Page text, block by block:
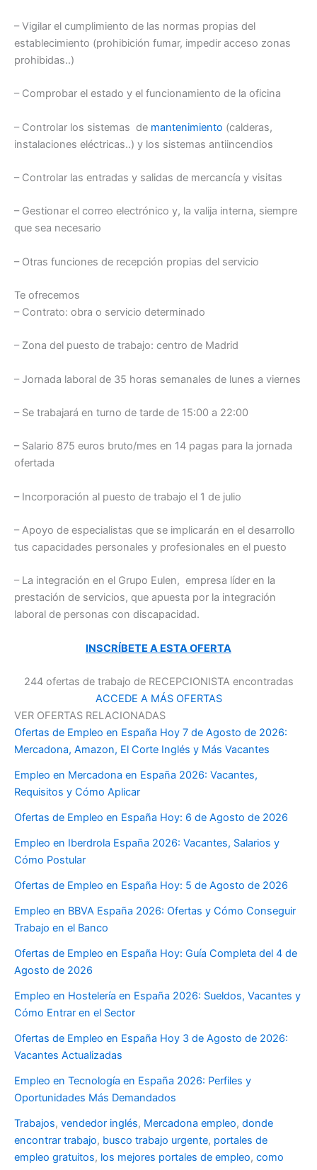
– Vigilar el cumplimiento de las normas propias del
establecimiento (prohibición fumar, impedir acceso zonas
prohibidas..)
– Comprobar el estado y el funcionamiento de la oficina
– Controlar los sistemas de mantenimiento (calderas,
instalaciones eléctricas..) y los sistemas antiincendios
– Controlar las entradas y salidas de mercancía y visitas
– Gestionar el correo electrónico y, la valija interna, siempre
que sea necesario
– Otras funciones de recepción propias del servicio
Te ofrecemos
– Contrato: obra o servicio determinado
– Zona del puesto de trabajo: centro de Madrid
– Jornada laboral de 35 horas semanales de lunes a viernes
– Se trabajará en turno de tarde de 15:00 a 22:00
– Salario 875 euros bruto/mes en 14 pagas para la jornada
ofertada
– Incorporación al puesto de trabajo el 1 de julio
– Apoyo de especialistas que se implicarán en el desarrollo
tus capacidades personales y profesionales en el puesto
– La integración en el Grupo Eulen, empresa líder en la
prestación de servicios, que apuesta por la integración
laboral de personas con discapacidad.
INSCRÍBETE A ESTA OFERTA
244 ofertas de trabajo de RECEPCIONISTA encontradas
ACCEDE A MÁS OFERTAS
VER OFERTAS RELACIONADAS
Ofertas de Empleo en España Hoy 7 de Agosto de 2026:
Mercadona, Amazon, El Corte Inglés y Más Vacantes
Empleo en Mercadona en España 2026: Vacantes,
Requisitos y Cómo Aplicar
Ofertas de Empleo en España Hoy: 6 de Agosto de 2026
Empleo en Iberdrola España 2026: Vacantes, Salarios y
Cómo Postular
Ofertas de Empleo en España Hoy: 5 de Agosto de 2026
Empleo en BBVA España 2026: Ofertas y Cómo Conseguir
Trabajo en el Banco
Ofertas de Empleo en España Hoy: Guía Completa del 4 de
Agosto de 2026
Empleo en Hostelería en España 2026: Sueldos, Vacantes y
Cómo Entrar en el Sector
Ofertas de Empleo en España Hoy 3 de Agosto de 2026:
Vacantes Actualizadas
Empleo en Tecnología en España 2026: Perfiles y
Oportunidades Más Demandados
Trabajos, vendedor inglés, Mercadona empleo, donde
encontrar trabajo, busco trabajo urgente, portales de
empleo gratuitos, los mejores portales de empleo, como